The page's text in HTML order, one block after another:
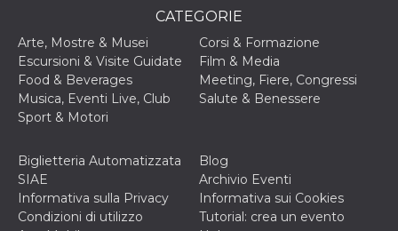
CATEGORIE
Arte, Mostre & Musei
Corsi & Formazione
Escursioni & Visite Guidate
Film & Media
Food & Beverages
Meeting, Fiere, Congressi
Musica, Eventi Live, Club
Salute & Benessere
Sport & Motori
Biglietteria Automatizzata
SIAE
Blog
Archivio Eventi
Informativa sulla Privacy
Informativa sui Cookies
Condizioni di utilizzo
Tutorial: crea un evento